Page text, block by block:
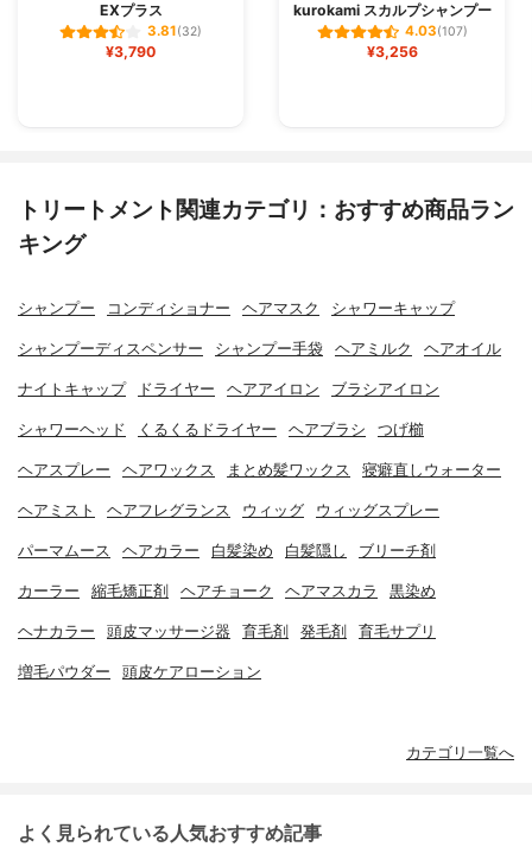
EXプラス
3.81(32)
¥3,790
kurokami スカルプシャンプー
4.03(107)
¥3,256
トリートメント関連カテゴリ：おすすめ商品ラン
キング
シャンプー コンディショナー ヘアマスク シャワーキャップ
シャンプーディスペンサー シャンプー手袋 ヘアミルク ヘアオイル
ナイトキャップ ドライヤー ヘアアイロン ブラシアイロン
シャワーヘッド くるくるドライヤー ヘアブラシ つげ櫛
ヘアスプレー ヘアワックス まとめ髪ワックス 寝癖直しウォーター
ヘアミスト ヘアフレグランス ウィッグ ウィッグスプレー
パーマムース ヘアカラー 白髪染め 白髪隠し ブリーチ剤
カーラー 縮毛矯正剤 ヘアチョーク ヘアマスカラ 黒染め
ヘナカラー 頭皮マッサージ器 育毛剤 発毛剤 育毛サプリ
増毛パウダー 頭皮ケアローション
カテゴリ一覧へ
よく見られている人気おすすめ記事